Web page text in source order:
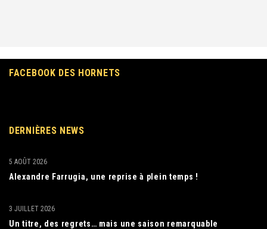
FACEBOOK DES HORNETS
DERNIÈRES NEWS
Alexandre Farrugia, une reprise à plein temps !
5 AOÛT 2026
Un titre, des regrets… mais une saison remarquable
3 JUILLET 2026